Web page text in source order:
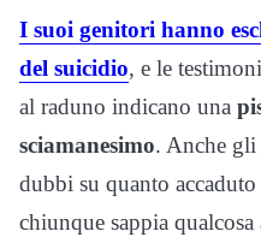
I suoi genitori hanno
del suicidio, e le
al raduno indicano una
sciamanesimo. Anche
dubbi su quanto
chiunque sappia qualcosa